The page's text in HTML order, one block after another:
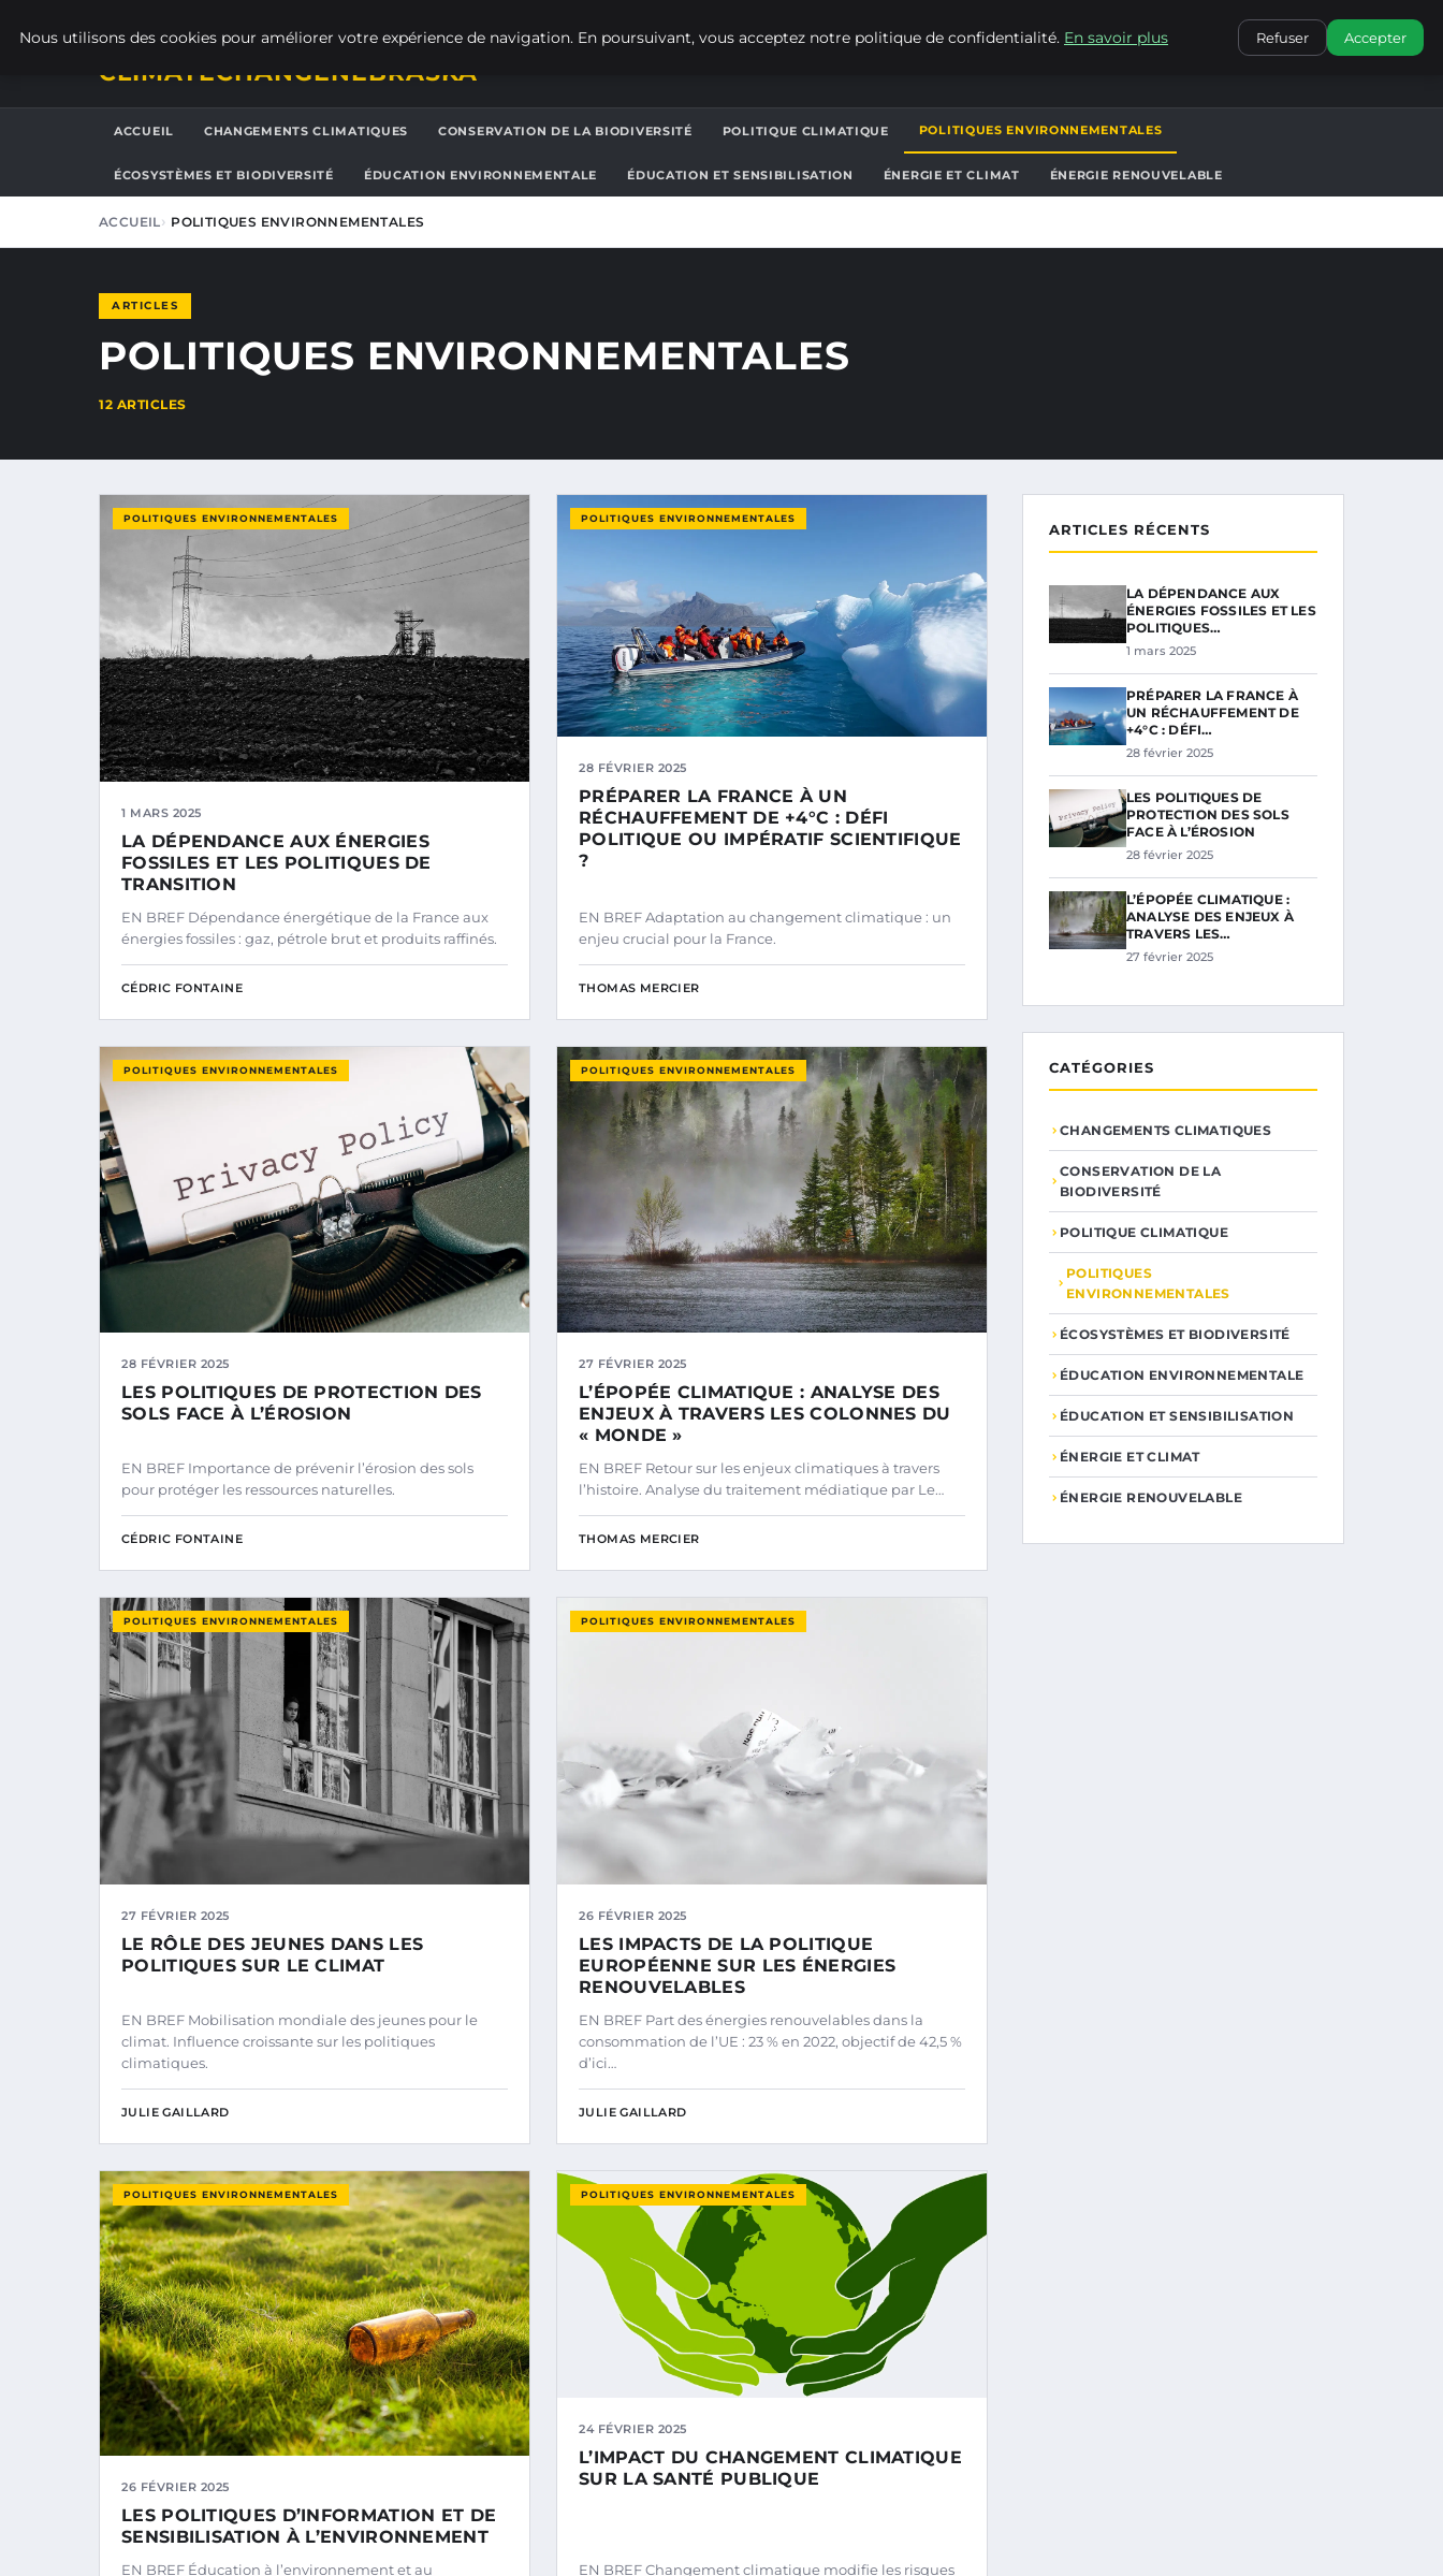
CONTACT
CLIMATECHANGENEBRASKA
ACCUEIL CHANGEMENTS CLIMATIQUES CONSERVATION DE LA BIODIVERSITÉ POLITIQUE CLIMATIQUE POLITIQUES ENVIRONNEMENTALES
ÉCOSYSTÈMES ET BIODIVERSITÉ ÉDUCATION ENVIRONNEMENTALE ÉDUCATION ET SENSIBILISATION ÉNERGIE ET CLIMAT ÉNERGIE RENOUVELABLE
ACCUEIL POLITIQUES ENVIRONNEMENTALES
ARTICLES
POLITIQUES ENVIRONNEMENTALES
12 ARTICLES
POLITIQUES ENVIRONNEMENTALES
1 MARS 2025
LA DÉPENDANCE AUX ÉNERGIES
FOSSILES ET LES POLITIQUES DE
TRANSITION
EN BREF Dépendance énergétique de la France aux
énergies fossiles : gaz, pétrole brut et produits raffinés.
CÉDRIC FONTAINE
POLITIQUES ENVIRONNEMENTALES
28 FÉVRIER 2025
PRÉPARER LA FRANCE À UN
RÉCHAUFFEMENT DE +4°C : DÉFI
POLITIQUE OU IMPÉRATIF SCIENTIFIQUE
?
EN BREF Adaptation au changement climatique : un
enjeu crucial pour la France.
THOMAS MERCIER
POLITIQUES ENVIRONNEMENTALES
28 FÉVRIER 2025
LES POLITIQUES DE PROTECTION DES
SOLS FACE À L’ÉROSION
EN BREF Importance de prévenir l’érosion des sols
pour protéger les ressources naturelles.
CÉDRIC FONTAINE
POLITIQUES ENVIRONNEMENTALES
27 FÉVRIER 2025
L’ÉPOPÉE CLIMATIQUE : ANALYSE DES
ENJEUX À TRAVERS LES COLONNES DU
« MONDE »
EN BREF Retour sur les enjeux climatiques à travers
l’histoire. Analyse du traitement médiatique par Le…
THOMAS MERCIER
POLITIQUES ENVIRONNEMENTALES
27 FÉVRIER 2025
LE RÔLE DES JEUNES DANS LES
POLITIQUES SUR LE CLIMAT
EN BREF Mobilisation mondiale des jeunes pour le
climat. Influence croissante sur les politiques
climatiques.
JULIE GAILLARD
POLITIQUES ENVIRONNEMENTALES
26 FÉVRIER 2025
LES IMPACTS DE LA POLITIQUE
EUROPÉENNE SUR LES ÉNERGIES
RENOUVELABLES
EN BREF Part des énergies renouvelables dans la
consommation de l’UE : 23 % en 2022, objectif de 42,5 %
d’ici…
JULIE GAILLARD
POLITIQUES ENVIRONNEMENTALES
26 FÉVRIER 2025
LES POLITIQUES D’INFORMATION ET DE
SENSIBILISATION À L’ENVIRONNEMENT
EN BREF Éducation à l’environnement et au
POLITIQUES ENVIRONNEMENTALES
24 FÉVRIER 2025
L’IMPACT DU CHANGEMENT CLIMATIQUE
SUR LA SANTÉ PUBLIQUE
EN BREF Changement climatique modifie les risques
ARTICLES RÉCENTS
LA DÉPENDANCE AUX
ÉNERGIES FOSSILES ET LES
POLITIQUES…
1 mars 2025
PRÉPARER LA FRANCE À
UN RÉCHAUFFEMENT DE
+4°C : DÉFI…
28 février 2025
LES POLITIQUES DE
PROTECTION DES SOLS
FACE À L’ÉROSION
28 février 2025
L’ÉPOPÉE CLIMATIQUE :
ANALYSE DES ENJEUX À
TRAVERS LES…
27 février 2025
CATÉGORIES
CHANGEMENTS CLIMATIQUES
CONSERVATION DE LA
BIODIVERSITÉ
POLITIQUE CLIMATIQUE
POLITIQUES
ENVIRONNEMENTALES
ÉCOSYSTÈMES ET BIODIVERSITÉ
ÉDUCATION ENVIRONNEMENTALE
ÉDUCATION ET SENSIBILISATION
ÉNERGIE ET CLIMAT
ÉNERGIE RENOUVELABLE
Nous utilisons des cookies pour améliorer votre expérience de navigation. En poursuivant, vous acceptez notre politique de confidentialité. En savoir plus Refuser Accepter